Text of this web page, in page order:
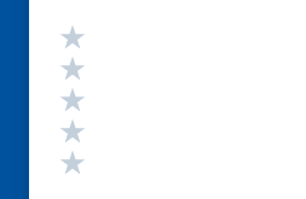
Valutazione